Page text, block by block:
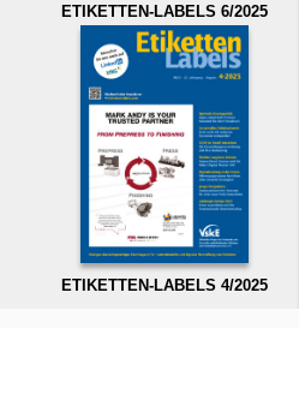
ETIKETTEN-LABELS 6/2025
ETIKETTEN-LABELS 4/2025